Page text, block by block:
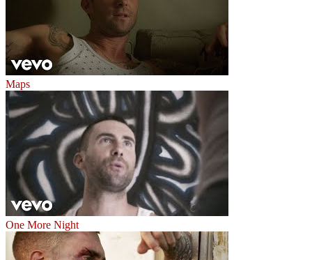
Maps
One More Night